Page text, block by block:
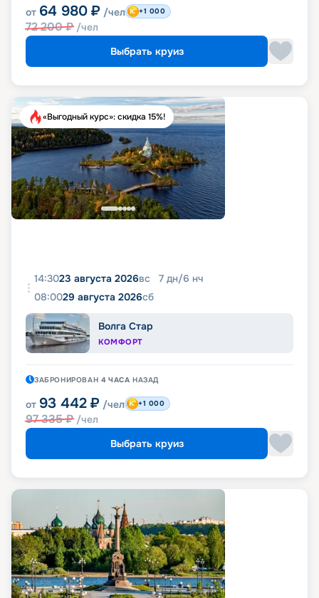
от 64 980 ₽ /чел
72 200₽ /чел
+1 000
Выбрать круиз
«Выгодный курс»: скидка 15%!
14:3023 августа 2026вс 7 дн/6 нч
08:0029 августа 2026сб
Волга Стар
КОМФОРТ
ЗАБРОНИРОВАН 4 ЧАСА НАЗАД
от 93 442 ₽ /чел
97 335₽ /чел
+1 000
Выбрать круиз